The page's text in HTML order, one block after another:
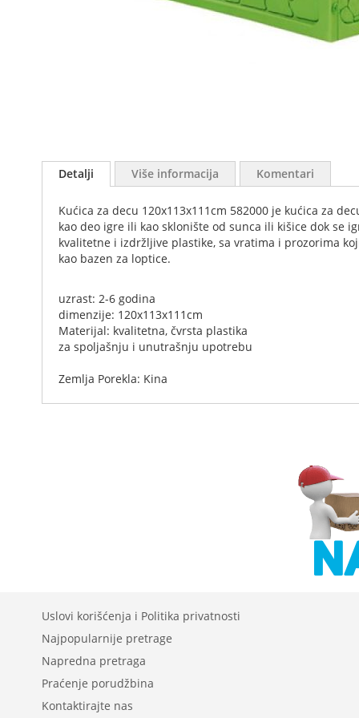
to
images
gallery
Detalji
Kućica za decu 120x113x111cm 582000 je kućica za
kao deo igre ili kao sklonište od sunca ili kišice dok se
kvalitetne i izdržljive plastike, sa vratima i prozorima
kao bazen za loptice.
uzrast: 2-6 godina
dimenzije: 120x113x111cm
Materijal: kvalitetna, čvrsta plastika
za spoljašnju i unutrašnju upotrebu
Zemlja Porekla: Kina
Više informacija Komentari
Uslovi korišćenja i Politika privatnosti
Najpopularnije pretrage
Napredna pretraga
Praćenje porudžbina
Kontaktirajte nas